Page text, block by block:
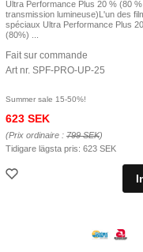
Ultra Performance Plus 20 % (80
transmission lumineuse)L'un des
spéciaux Ultra Performance Plus
(80%) ...
Fait sur commande
Art nr. SPF-PRO-UP-25
Summer sale 15-50%!
623 SEK
(Prix ordinaire : 799 SEK)
Tidigare lägsta pris: 623 SEK